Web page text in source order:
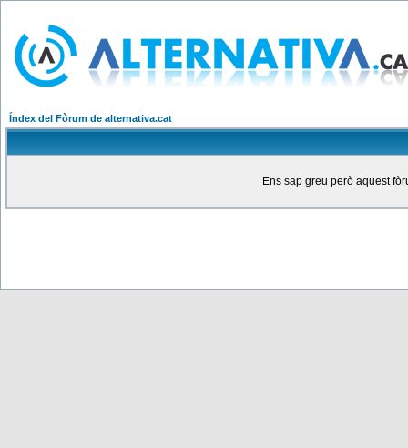
Índex del Fòrum de alternativa.cat
Ens sap greu però aquest